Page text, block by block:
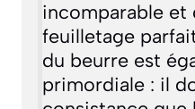
incomparable et
feuilletage
du beurre est
primordiale : il